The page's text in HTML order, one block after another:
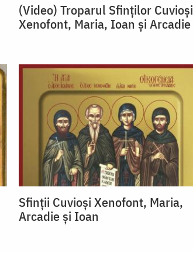
(Video) Troparul Sfinților Cuvioși
Xenofont, Maria, Ioan și Arcadie
Sfinții Cuvioși Xenofont, Maria,
Arcadie și Ioan